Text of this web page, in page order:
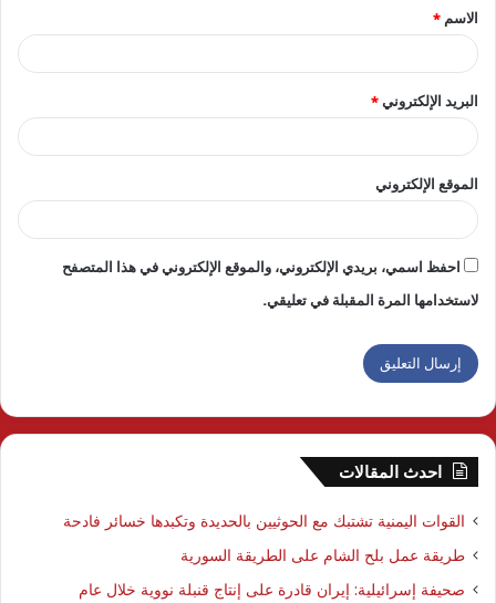
*
الاسم *
البريد الإلكتروني*
الموقع الإلكتروني
احفظ اسمي، بريدي الإلكتروني، والموقع الإلكتروني في هذا المتصفح
لاستخدامها المرة المقبلة في تعليقي.
احدث المقالات
القوات اليمنية تشتبك مع الحوثيين بالحديدة وتكبدها خسائر فادحة
طريقة عمل بلح الشام على الطريقة السورية
صحيفة إسرائيلية: إيران قادرة على إنتاج قنبلة نووية خلال عام